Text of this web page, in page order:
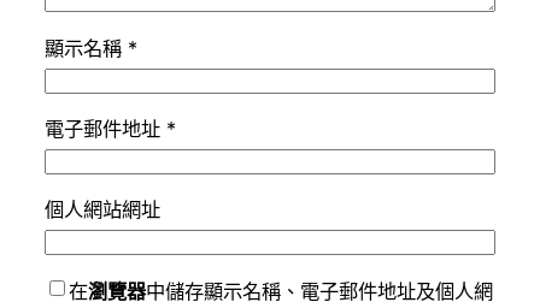
顯示名稱 *
電子郵件地址 *
個人網站網址
在瀏覽器中儲存顯示名稱、電子郵件地址及個人網